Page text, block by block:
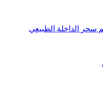
سحر الداخلة الطبيعي